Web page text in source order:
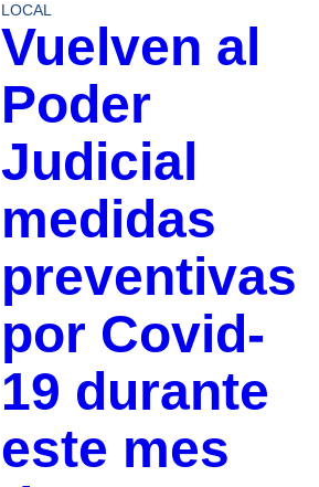
LOCAL
Vuelven al
Poder
Judicial
medidas
preventivas
por Covid-
19 durante
este mes